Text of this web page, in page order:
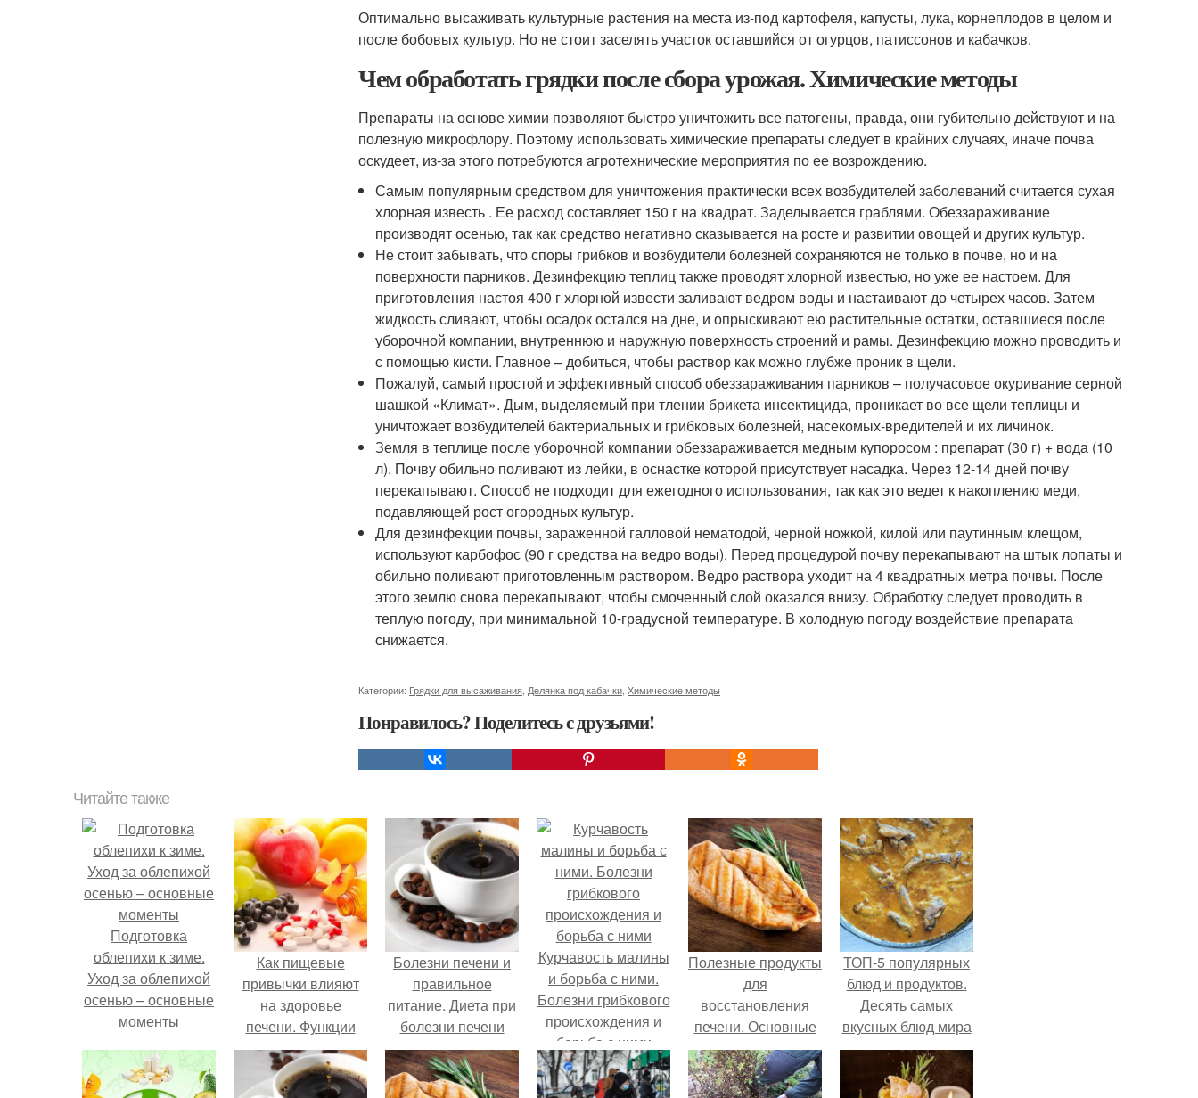
Оптимально высаживать культурные растения на места из-под картофеля, капусты, лука, корнеплодов в целом и
после бобовых культур. Но не стоит заселять участок оставшийся от огурцов, патиссонов и кабачков.
Чем обработать грядки после сбора урожая. Химические методы
Препараты на основе химии позволяют быстро уничтожить все патогены, правда, они губительно действуют и на
полезную микрофлору. Поэтому использовать химические препараты следует в крайних случаях, иначе почва
оскудеет, из-за этого потребуются агротехнические мероприятия по ее возрождению.
Самым популярным средством для уничтожения практически всех возбудителей заболеваний считается сухая
хлорная известь . Ее расход составляет 150 г на квадрат. Заделывается граблями. Обеззараживание
производят осенью, так как средство негативно сказывается на росте и развитии овощей и других культур.
Не стоит забывать, что споры грибков и возбудители болезней сохраняются не только в почве, но и на
поверхности парников. Дезинфекцию теплиц также проводят хлорной известью, но уже ее настоем. Для
приготовления настоя 400 г хлорной извести заливают ведром воды и настаивают до четырех часов. Затем
жидкость сливают, чтобы осадок остался на дне, и опрыскивают ею растительные остатки, оставшиеся после
уборочной компании, внутреннюю и наружную поверхность строений и рамы. Дезинфекцию можно проводить и
с помощью кисти. Главное – добиться, чтобы раствор как можно глубже проник в щели.
Пожалуй, самый простой и эффективный способ обеззараживания парников – получасовое окуривание серной
шашкой «Климат». Дым, выделяемый при тлении брикета инсектицида, проникает во все щели теплицы и
уничтожает возбудителей бактериальных и грибковых болезней, насекомых-вредителей и их личинок.
Земля в теплице после уборочной компании обеззараживается медным купоросом : препарат (30 г) + вода (10
л). Почву обильно поливают из лейки, в оснастке которой присутствует насадка. Через 12-14 дней почву
перекапывают. Способ не подходит для ежегодного использования, так как это ведет к накоплению меди,
подавляющей рост огородных культур.
Для дезинфекции почвы, зараженной галловой нематодой, черной ножкой, килой или паутинным клещом,
используют карбофос (90 г средства на ведро воды). Перед процедурой почву перекапывают на штык лопаты и
обильно поливают приготовленным раствором. Ведро раствора уходит на 4 квадратных метра почвы. После
этого землю снова перекапывают, чтобы смоченный слой оказался внизу. Обработку следует проводить в
теплую погоду, при минимальной 10-градусной температуре. В холодную погоду воздействие препарата
снижается.
Категории: Грядки для высаживания Делянка под кабачки Химические методы
Понравилось? Поделитесь с друзьями!
Читайте также
Подготовка
облепихи к зиме.
Уход за облепихой
осенью – основные
моменты
Как пищевые
привычки влияют
на здоровье
печени. Функции
печени и ее
болезни
Болезни печени и
правильное
питание. Диета при
болезни печени
Курчавость малины
и борьба с ними.
Болезни грибкового
происхождения и
борьба с ними
Полезные продукты
для
восстановления
печени. Основные
принципы питания
при патологиях
печени
ТОП-5 популярных
блюд и продуктов.
Десять самых
вкусных блюд мира
по мнению
Expressen (Швеция)